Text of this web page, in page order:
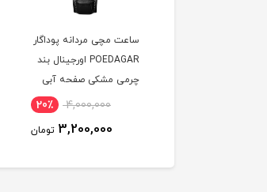
ساعت مچی مردانه پوداگار
POEDAGAR اورجينال بند
چرمی مشکی صفحه آبی
4,000,000 20٪
3,200,000 تومان